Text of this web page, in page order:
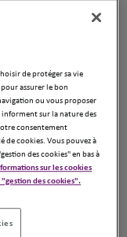
ANDRE
- 17:30
de protéger sa vie
assurer le bon
ou vous proposer
sur la nature des
consentement
de cookies. Vous pouvez à
des cookies" en bas à
sur les cookies
"gestion des cookies".